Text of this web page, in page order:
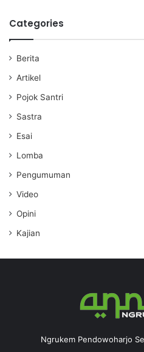
Categories
Berita
Artikel
Pojok Santri
Sastra
Esai
Lomba
Pengumuman
Video
Opini
Kajian
Ngrukem Pendowoharjo